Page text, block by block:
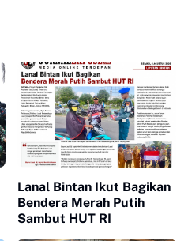
Lanal Bintan Ikut Bagikan
Bendera Merah Putih
Sambut HUT RI